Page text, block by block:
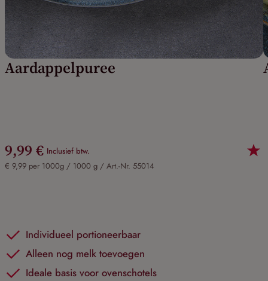
Aardappelpuree
9,99 € Inclusief btw.
€ 9,99 per 1000g / 1000 g / Art.-Nr. 55014
Individueel portioneerbaar
Alleen nog melk toevoegen
Ideale basis voor ovenschotels